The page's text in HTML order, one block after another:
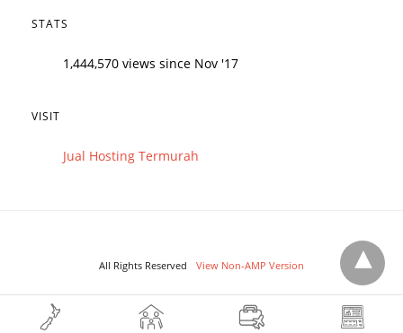
STATS
1,444,570 views since Nov '17
VISIT
Jual Hosting Termurah
All Rights Reserved View Non-AMP Version